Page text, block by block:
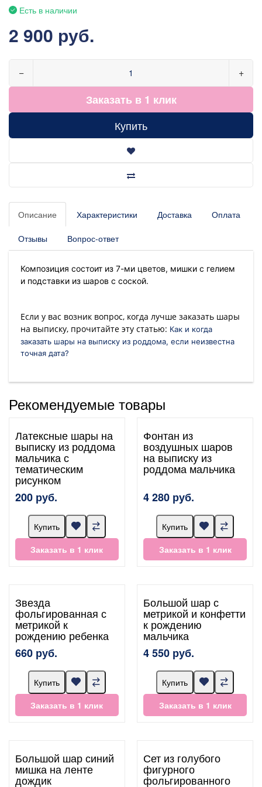
Есть в наличии
2 900 руб.
− +
Заказать в 1 клик
Купить
Описание Характеристики Доставка Оплата
Отзывы Вопрос-ответ
Композиция состоит из 7-ми цветов, мишки с гелием
и подставки из шаров с соской.
Если у вас возник вопрос, когда лучше заказать шары
на выписку, прочитайте эту статью: Как и когда
заказать шары на выписку из роддома, если неизвестна
точная дата?
Рекомендуемые товары
Латексные шары на
выписку из роддома
мальчика с
тематическим
рисунком
200 руб.
Купить
Заказать в 1 клик
Фонтан из
воздушных шаров
на выписку из
роддома мальчика
4 280 руб.
Купить
Заказать в 1 клик
Звезда
фольгированная с
метрикой к
рождению ребенка
660 руб.
Купить
Заказать в 1 клик
Большой шар с
метрикой и конфетти
к рождению
мальчика
4 550 руб.
Купить
Заказать в 1 клик
Большой шар синий
мишка на ленте
дождик
Сет из голубого
фигурного
фольгированного